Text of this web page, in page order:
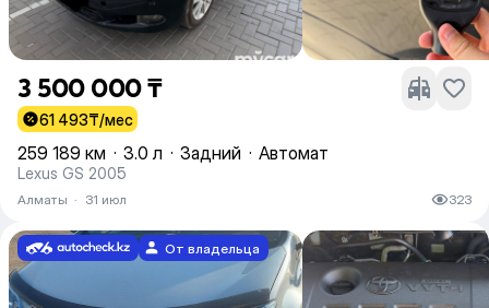
3 500 000 ₸
61 493₸/мес
259 189 км · 3.0 л · Задний · Автомат
Lexus GS 2005
Алматы · 31 июл 323
От владельца